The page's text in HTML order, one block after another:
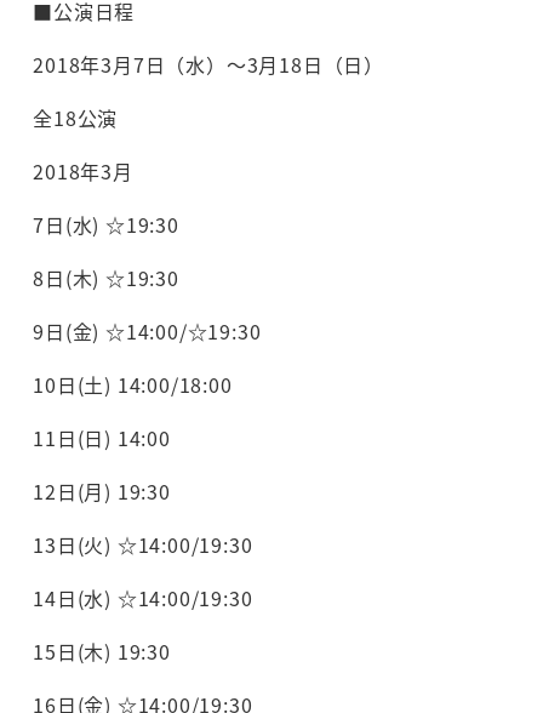
■公演日程
2018年3月7日（水）～3月18日（日）
全18公演
2018年3月
7日(水) ☆19:30
8日(木) ☆19:30
9日(金) ☆14:00/☆19:30
10日(土) 14:00/18:00
11日(日) 14:00
12日(月) 19:30
13日(火) ☆14:00/19:30
14日(水) ☆14:00/19:30
15日(木) 19:30
16日(金) ☆14:00/19:30